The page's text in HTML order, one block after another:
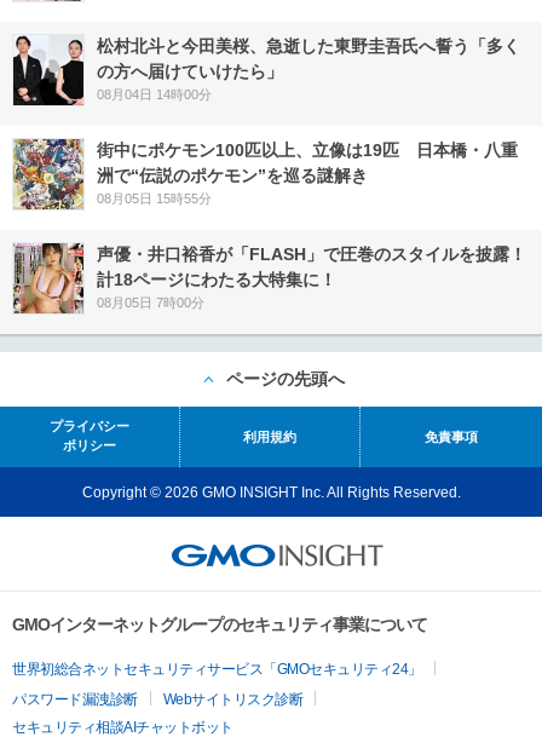
松村北斗と今田美桜、急逝した東野圭吾氏へ誓う「多く
の方へ届けていけたら」
08月04日 14時00分
街中にポケモン100匹以上、立像は19匹 日本橋・八重
洲で“伝説のポケモン”を巡る謎解き
08月05日 15時55分
声優・井口裕香が「FLASH」で圧巻のスタイルを披露！
計18ページにわたる大特集に！
08月05日 7時00分
ページの先頭へ
プライバシー
ポリシー
利用規約 免責事項
Copyright © 2026 GMO INSIGHT Inc. All Rights Reserved.
GMOインターネットグループのセキュリティ事業について
世界初総合ネットセキュリティサービス「GMOセキュリティ24」
パスワード漏洩診断
Webサイトリスク診断
セキュリティ相談AIチャットボット